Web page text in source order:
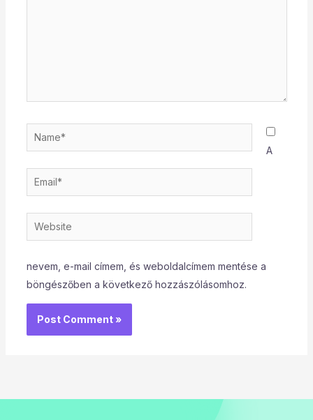
Name*
Email*
Website
A
nevem, e-mail címem, és weboldalcímem mentése a
böngészőben a következő hozzászólásomhoz.